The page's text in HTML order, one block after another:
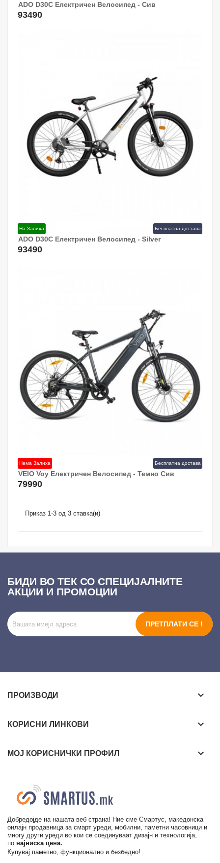
ADO D30C Електричен Велосипед - Сив
93490
На Залиха Бесплатна достава
ADO D30C Електричен Велосипед - Silver
93490
Нема Залиха Бесплатна достава
VEIO Voy Електричен Велосипед - Темно Сив
79990
Приказ 1-3 од 3 ставка(и)
БИДИ ВО ТЕК СО СПЕЦИЈАЛНИТЕ
АКЦИИ И ПРОМОЦИИ
ПРЕТПЛАТИ СЕ !
ПРОИЗВОДИ keyboard_arrow_down
КОРИСНИ ЛИНКОВИ keyboard_arrow_down
МОЈ КОРИСНИЧКИ ПРОФИЛ keyboard_arrow_down
Добредојде на нашата веб страна! Ние сме Смартус, македонска
онлајн продавница за смарт уреди, мобилни, паметни часовници и
многу други уреди во кои се соединуваат дизајн и технологија,
по најниска цена.
Купувај паметно, функционално и безбедно!